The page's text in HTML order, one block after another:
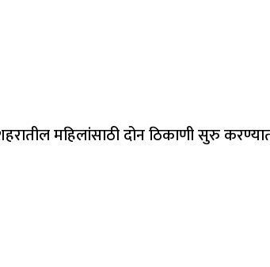
महिलांसाठी दोन ठिकाणी सुरु